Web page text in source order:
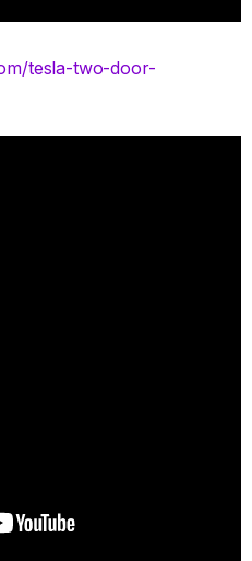
tesla-two-door-